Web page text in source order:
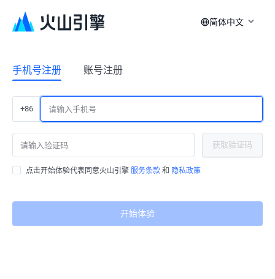
简体中文
手机号注册 账号注册
+86
获取验证码
点击开始体验代表同意火山引擎 服务条款 和 隐私政策
开始体验